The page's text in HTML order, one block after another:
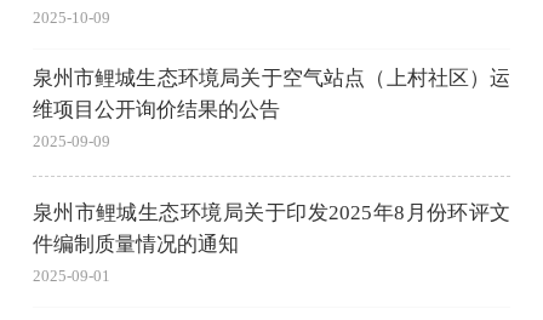
2025-10-09
泉州市鲤城生态环境局关于空气站点（上村社区）运
维项目公开询价结果的公告
2025-09-09
泉州市鲤城生态环境局关于印发2025年8月份环评文
件编制质量情况的通知
2025-09-01